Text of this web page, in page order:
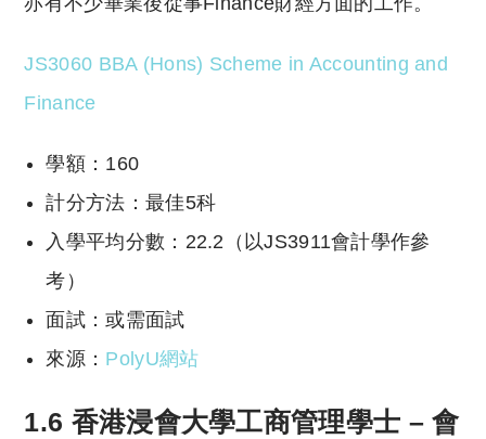
JS3060 BBA (Hons) Scheme in Accounting and
Finance
學額：160
計分方法：最佳5科
入學平均分數：22.2（以JS3911會計學作參
考）
面試：或需面試
來源： PolyU網站
1.6 香港浸會大學工商管理學士 – 會